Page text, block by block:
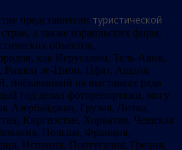
представители туристической
а также израильских фирм,
объектов,
как Иерусалим, Тель-Авив,
Ришон ле-Цион, Цфат, Ашдод,
на выставках ряда
год делал фоторепортажи, могу
Азербайджан, Грузия, Литва,
Киргизстан, Хорватия, Чешская
Польша, Франция,
Испания, Португалия, Греция,